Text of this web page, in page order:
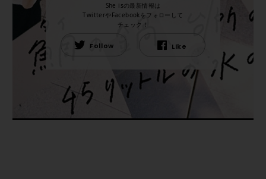
She isの最新情報は
TwitterやFacebookをフォローして
チェック！
Follow Like